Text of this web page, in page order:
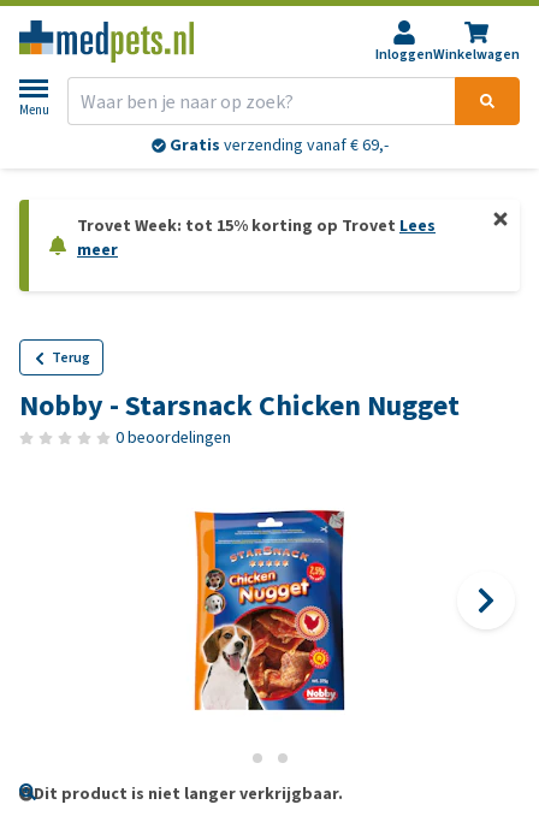
InloggenWinkelwagen
Menu
Gratis verzending vanaf € 69,-
Trovet Week: tot 15% korting op Trovet Lees
meer
Terug
Nobby - Starsnack Chicken Nugget
0 beoordelingen
Dit product is niet langer verkrijgbaar.